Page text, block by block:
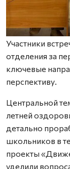
Участники
отделения за
ключевые
перспективу.
Центральной
летней
детально
школьников в
проекты
уделили